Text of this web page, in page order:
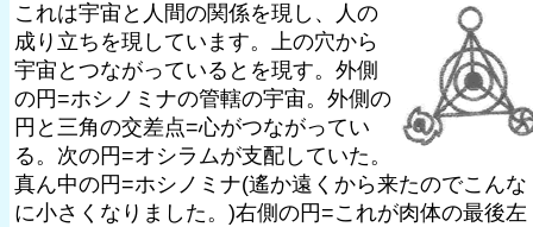
これは宇宙と人間の関係を現し、人の
成り立ちを現しています。上の穴から
宇宙とつながっているとを現す。外側
の円=ホシノミナの管轄の宇宙。外側の
円と三角の交差点=心がつながってい
る。次の円=オシラムが支配していた。
真ん中の円=ホシノミナ(遙か遠くから来たのでこんな
に小さくなりました。)右側の円=これが肉体の最後左